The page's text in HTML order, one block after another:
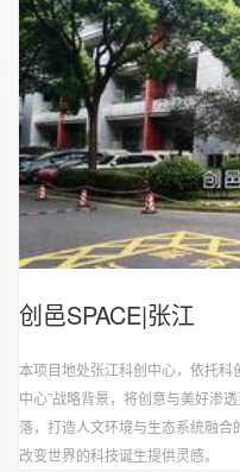
创邑SPACE|张江
本项目地处张江科创中心，依托科
中心”战略背景，将创意与美好渗
落，打造人文环境与生态系统融合
改变世界的科技诞生提供灵感。